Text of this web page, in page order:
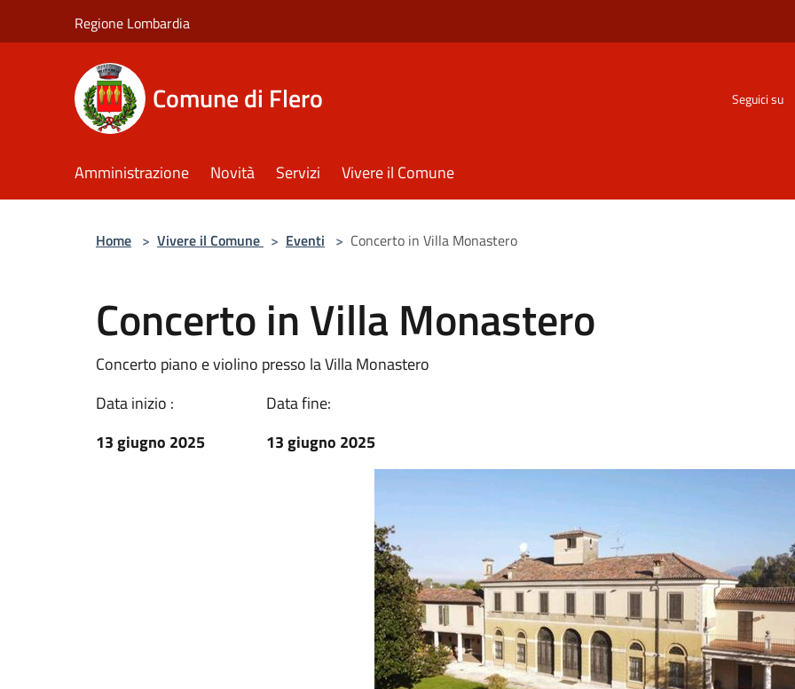
Regione Lombardia
Comune di Flero Seguici su
Amministrazione Novità Servizi Vivere il Comune
Home > Vivere il Comune > Eventi > Concerto in Villa Monastero
Concerto in Villa Monastero
Concerto piano e violino presso la Villa Monastero
Data inizio :
13 giugno 2025
Data fine:
13 giugno 2025